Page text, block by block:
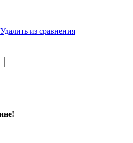
Удалить из сравнения